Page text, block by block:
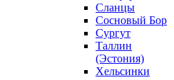
Сланцы
Сосновый Бор
Сургут
Таллин
(Эстония)
Хельсинки